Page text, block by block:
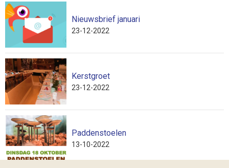
Nieuwsbrief januari
23-12-2022
Kerstgroet
23-12-2022
Paddenstoelen
13-10-2022